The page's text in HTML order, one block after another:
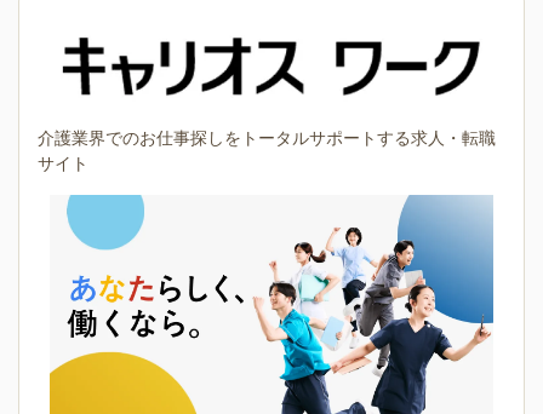
介護業界でのお仕事探しをトータルサポートする求人・転職
サイト